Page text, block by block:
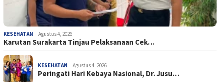
KESEHATAN Agustus 4, 2026
Karutan Surakarta Tinjau Pelaksanaan Cek…
KESEHATAN Agustus 4, 2026
Peringati Hari Kebaya Nasional, Dr. Jusu…